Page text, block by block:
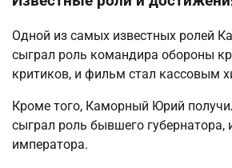
Одной из самых известных ролей
сыграл роль командира обороны
критиков, и фильм стал кассовым
Кроме того, Каморный Юрий
сыграл роль бывшего губернатора,
императора.